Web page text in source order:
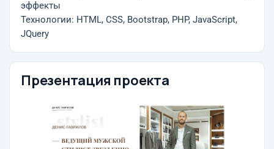
эффекты
Технологии: HTML, CSS, Bootstrap, PHP, JavaScript,
JQuery
Презентация проекта